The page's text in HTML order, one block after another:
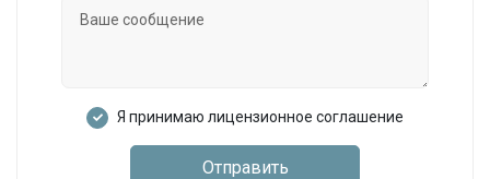
Я принимаю лицензионное соглашение
Отправить